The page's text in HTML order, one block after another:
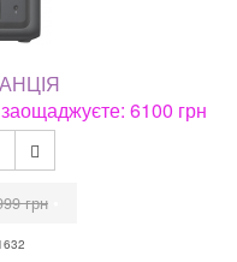
6100 грн
грн